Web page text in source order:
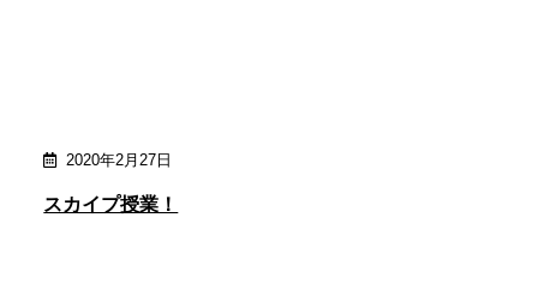
2020年2月27日
スカイプ授業！